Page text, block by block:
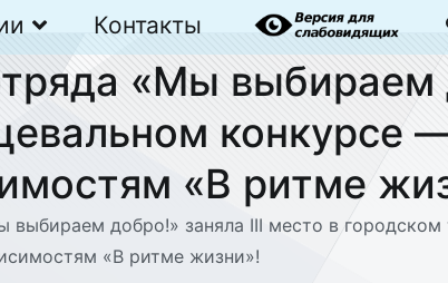
Контакты
«Мы
конкурсе
«В ритме
выбираем добро!» заняла III место в городском
«В ритме жизни»!